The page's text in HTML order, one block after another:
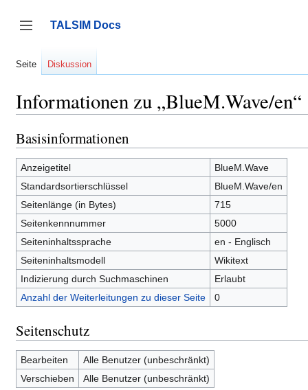
springen
Seitenleiste umschalten
TALSIM Docs
Seite Diskussion
Informationen zu „BlueM.Wave/en“
Basisinformationen
Anzeigetitel
BlueM.Wave
Standardsortierschlüssel
BlueM.Wave/en
Seitenlänge (in Bytes)
715
Seitenkennnummer
5000
Seiteninhaltssprache
en - Englisch
Seiteninhaltsmodell
Wikitext
Indizierung durch Suchmaschinen
Erlaubt
Anzahl der Weiterleitungen zu dieser Seite
0
Seitenschutz
Bearbeiten
Alle Benutzer (unbeschränkt)
Verschieben
Alle Benutzer (unbeschränkt)